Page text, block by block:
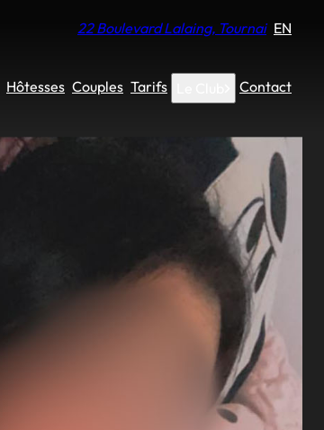
Hôtesses Couples Tarifs Contact
22 Boulevard Lalaing, Tournai EN